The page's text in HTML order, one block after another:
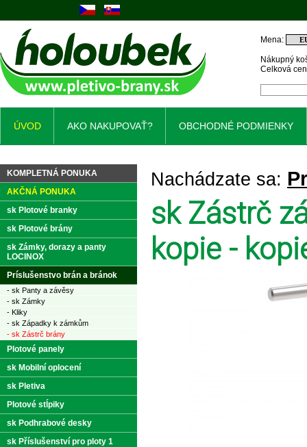
Nachádzate sa:
sk Zástrč
kopie -
KOMPLETNÁ PONUKA
AKČNÁ PONUKA
sk Plotové branky
sk Plotové brány
sk Zámky, dorazy a panty
LOCINOX
Príslušenstvo brán a bránok
- sk Panty a závěsy
- sk Zámky
- Kliky
- sk Západky k zámkům
- sk Zástrč brány
Plotové panely
sk Mobilní oplocení
sk Pletiva
Plotové stĺpiky
sk Podhrabové desky
sk Příslušenství pro ploty 1
Nákupný
Celková
Mena:
ÚVOD AKO NAKUPOVAŤ? OBCHODNÉ PODMIENKY